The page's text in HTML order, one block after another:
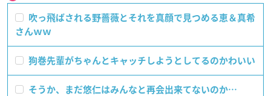
吹っ飛ばされる野薔薇とそれを真顔で見つめる恵＆真希
さんｗｗ
狗巻先輩がちゃんとキャッチしようとしてるのかわいい
そうか、まだ悠仁はみんなと再会出来てないのか…